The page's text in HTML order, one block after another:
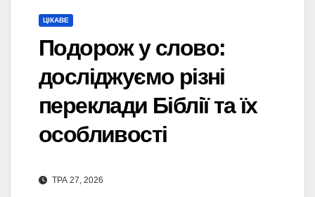
ЦІКАВЕ
Подорож у слово:
досліджуємо різні
переклади Біблії та їх
особливості
ТРА 27, 2026